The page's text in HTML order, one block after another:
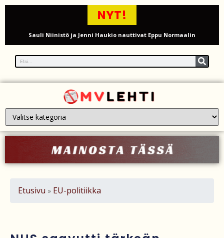
NYT!
Sauli Niinistö ja Jenni Haukio nauttivat Eppu Normaalin
Mika Poutala vakavassa traktorionnettomuudessa – jalka
murskaantui ja varpaat vaarassa
Venäläiset perheet ”herättävät” Ukrainassa kaatuneita läheisiään
tutkinta kyseenalaistetaan
työntekijöiden arki ja haasteet
Etusivu » EU-politiikka